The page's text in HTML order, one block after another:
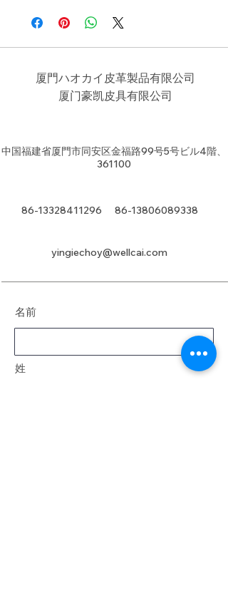
厦門ハオカイ皮革製品有限公司
​厦门豪凯皮具有限公司
中国福建省厦門市同安区金福路99号5号ビル4階、
361100
86-13328411296 86-13806089338
yingiechoy@wellcai.com
名前
姓